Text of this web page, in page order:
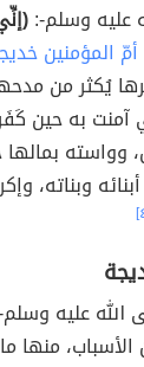
عليه وسلم-:
أمّ المؤمنين
يُكثر من
به حين
بمالها
وبناته،
عليه
منها